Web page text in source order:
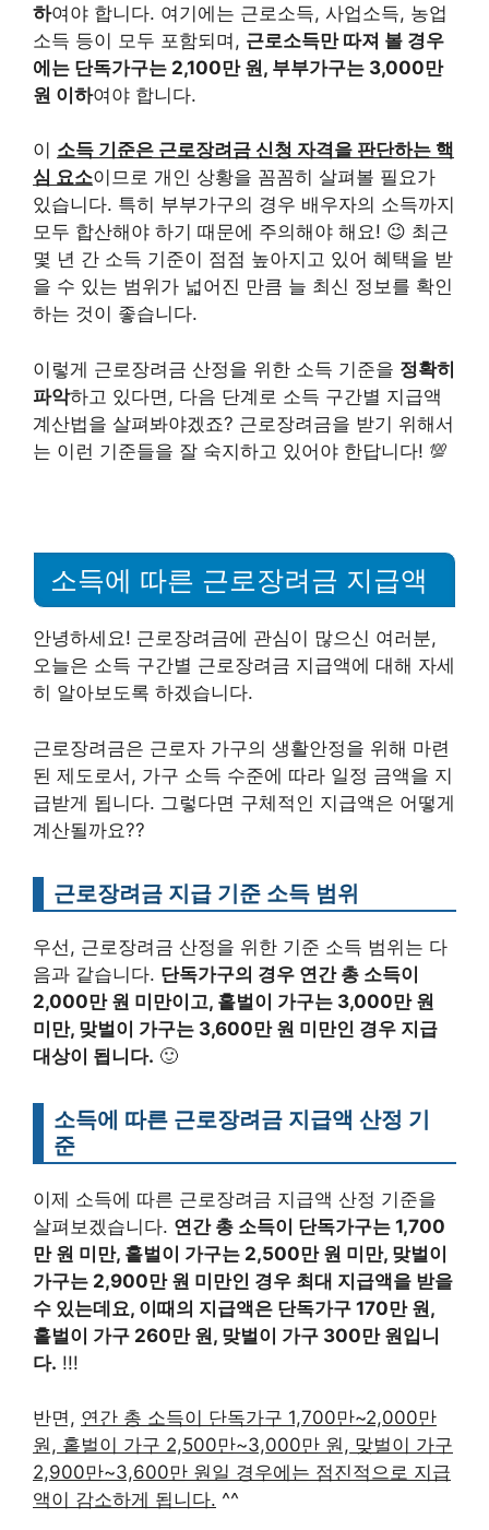
하여야 합니다. 여기에는 근로소득, 사업소득, 농업
소득 등이 모두 포함되며, 근로소득만 따져 볼 경우
에는 단독가구는 2,100만 원, 부부가구는 3,000만
원 이하여야 합니다.
이 소득 기준은 근로장려금 신청 자격을 판단하는 핵
심 요소이므로 개인 상황을 꼼꼼히 살펴볼 필요가
있습니다. 특히 부부가구의 경우 배우자의 소득까지
모두 합산해야 하기 때문에 주의해야 해요! 😉 최근
몇 년 간 소득 기준이 점점 높아지고 있어 혜택을 받
을 수 있는 범위가 넓어진 만큼 늘 최신 정보를 확인
하는 것이 좋습니다.
이렇게 근로장려금 산정을 위한 소득 기준을 정확히
파악하고 있다면, 다음 단계로 소득 구간별 지급액
계산법을 살펴봐야겠죠? 근로장려금을 받기 위해서
는 이런 기준들을 잘 숙지하고 있어야 한답니다! 💯
소득에 따른 근로장려금 지급액
안녕하세요! 근로장려금에 관심이 많으신 여러분,
오늘은 소득 구간별 근로장려금 지급액에 대해 자세
히 알아보도록 하겠습니다.
근로장려금은 근로자 가구의 생활안정을 위해 마련
된 제도로서, 가구 소득 수준에 따라 일정 금액을 지
급받게 됩니다. 그렇다면 구체적인 지급액은 어떻게
계산될까요??
근로장려금 지급 기준 소득 범위
우선, 근로장려금 산정을 위한 기준 소득 범위는 다
음과 같습니다. 단독가구의 경우 연간 총 소득이
2,000만 원 미만이고, 홑벌이 가구는 3,000만 원
미만, 맞벌이 가구는 3,600만 원 미만인 경우 지급
대상이 됩니다. 🙂
소득에 따른 근로장려금 지급액 산정 기
준
이제 소득에 따른 근로장려금 지급액 산정 기준을
살펴보겠습니다. 연간 총 소득이 단독가구는 1,700
만 원 미만, 홑벌이 가구는 2,500만 원 미만, 맞벌이
가구는 2,900만 원 미만인 경우 최대 지급액을 받을
수 있는데요, 이때의 지급액은 단독가구 170만 원,
홑벌이 가구 260만 원, 맞벌이 가구 300만 원입니
다. !!!
반면, 연간 총 소득이 단독가구 1,700만~2,000만
원, 홑벌이 가구 2,500만~3,000만 원, 맞벌이 가구
2,900만~3,600만 원일 경우에는 점진적으로 지급
액이 감소하게 됩니다. ^^